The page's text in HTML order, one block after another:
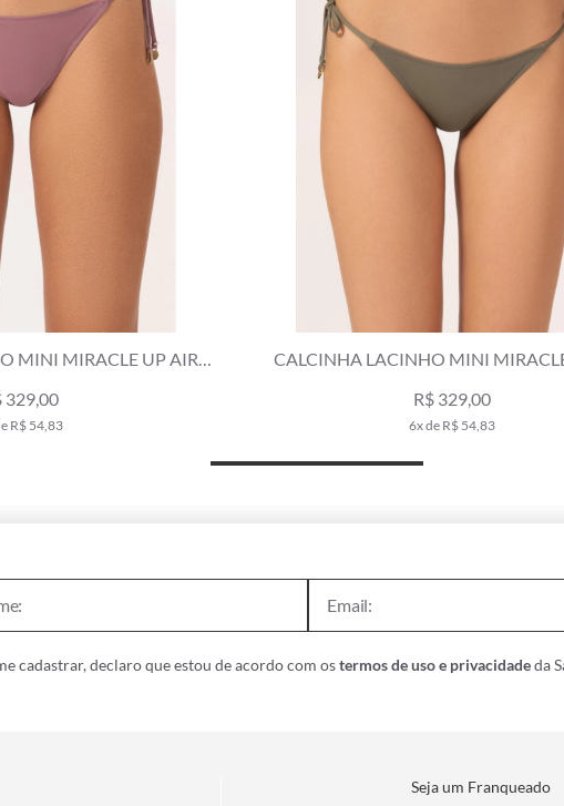
AIR
CALCINHA LACINHO MINI MIRACLE UP AIR
cadastrar, declaro que estou de acordo com ostermos de uso e privacidadeda
Seja um Franqueado